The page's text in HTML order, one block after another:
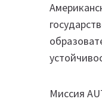
Миссия